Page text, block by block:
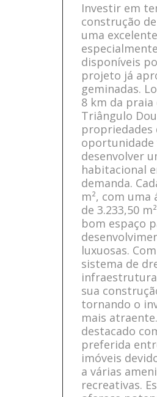
Investir em
construção
uma
disponíveis
projeto já
geminadas.
8 km da
Triângulo
propriedades
desenvolver
habitacional
demanda.
m², com uma
de 3.233,50
bom espaço
luxuosas.
sistema de
sua
tornando o
mais
destacado
preferida
imóveis
a várias
recreativas.